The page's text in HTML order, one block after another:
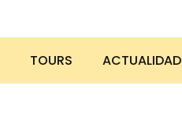
TOURS ACTUALIDAD